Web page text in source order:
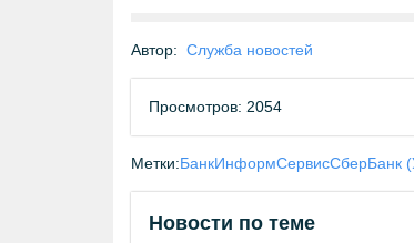
Автор: Служба новостей
Просмотров: 2054
Метки:БанкИнформСервисСберБанк
Новости по теме